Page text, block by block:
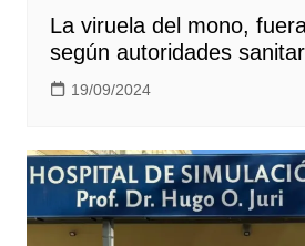
La viruela del mono,
según autoridades
19/09/2024